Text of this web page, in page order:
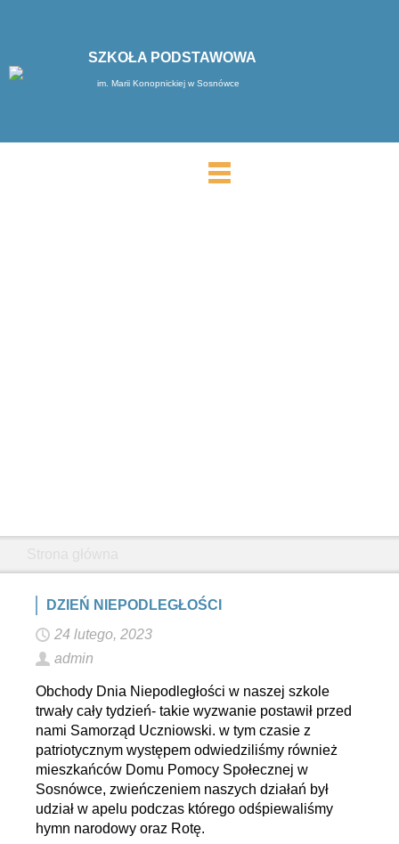
SZKOŁA PODSTAWOWA
im. Marii Konopnickiej w Sosnówce
DZIEŃ NIEPODLEGŁOŚCI
24 lutego, 2023
admin
Obchody Dnia Niepodległości w naszej szkole
trwały cały tydzień- takie wyzwanie postawił przed
nami Samorząd Uczniowski. w tym czasie z
patriotycznym występem odwiedziliśmy również
mieszkańców Domu Pomocy Społecznej w
Sosnówce, zwieńczeniem naszych działań był
udział w apelu podczas którego odśpiewaliśmy
hymn narodowy oraz Rotę.